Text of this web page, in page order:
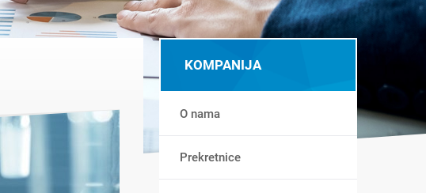
KOMPANIJA
O nama
Prekretnice